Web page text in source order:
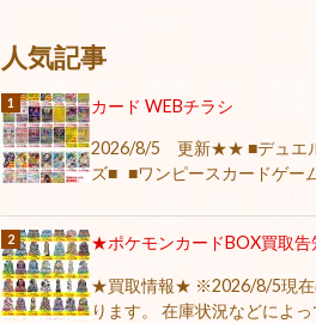
人気記事
カード WEBチラシ
2026/8/5 更新★★ ■デュエ
ズ■ ■ワンピースカードゲー
★ポケモンカードBOX買取
★買取情報★ ※2026/8/5現在
ります。 在庫状況などによ